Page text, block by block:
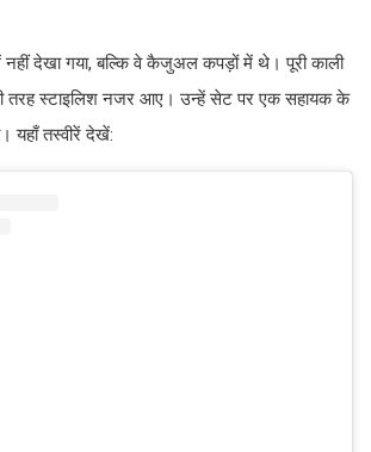
में नहीं देखा गया, बल्कि वे कैजुअल कपड़ों में थे। पूरी काली
तरह स्टाइलिश नजर आए। उन्हें सेट पर एक सहायक के
यहाँ तस्वीरें देखें: